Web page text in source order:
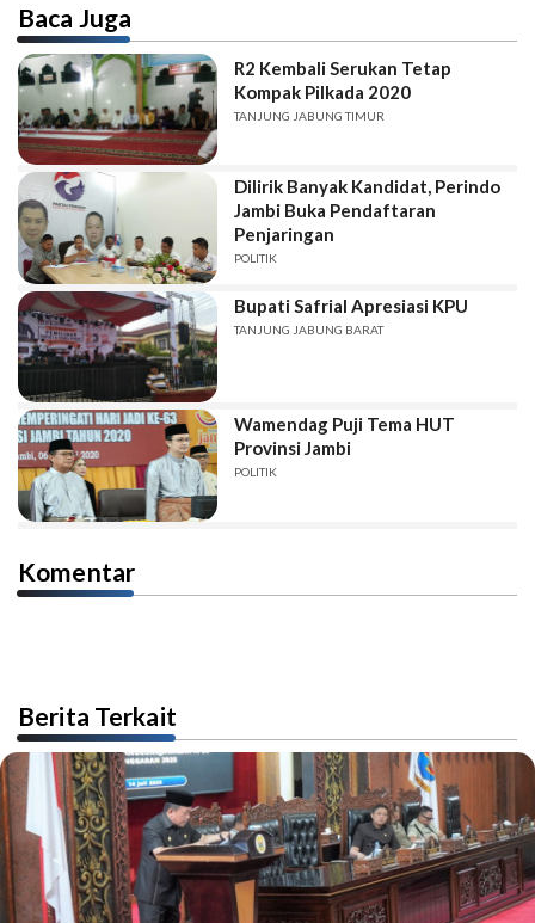
Baca Juga
R2 Kembali Serukan Tetap
Kompak Pilkada 2020
TANJUNG JABUNG TIMUR
Dilirik Banyak Kandidat, Perindo
Jambi Buka Pendaftaran
Penjaringan
POLITIK
Bupati Safrial Apresiasi KPU
TANJUNG JABUNG BARAT
Wamendag Puji Tema HUT
Provinsi Jambi
POLITIK
Komentar
Berita Terkait